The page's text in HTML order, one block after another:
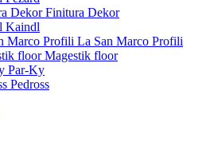
Finitura Dekor
Kaindl
La San Marco Profili
Magestik floor
Par-Ky
Pedross